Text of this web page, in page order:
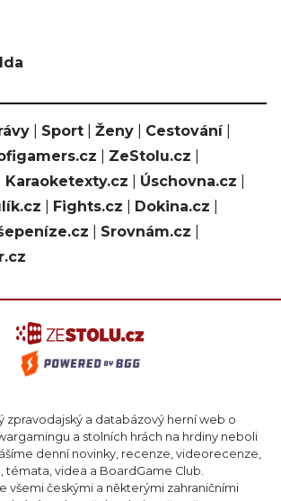
Sport Ženy Cestování|
ZeStolu.cz
Karaoketexty.cz Úschovna.cz
Fights.cz Dokina.cz
Srovnám.cz
zpravodajský a databázový herní web o
a stolních hrách na hrdiny neboli
denní novinky, recenze, videorecenze,
témata, videa a BoardGame Club.
všemi českými a některými zahraničními